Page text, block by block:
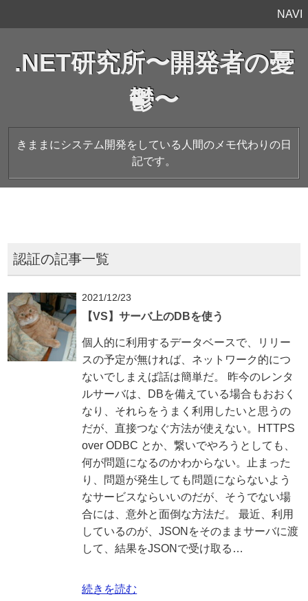
NAVI
.NET研究所〜開発者の憂
鬱〜
きままにシステム開発をしている人間のメモ代わりの日
記です。
認証の記事一覧
2021/12/23
【VS】サーバ上のDBを使う
個人的に利用するデータベースで、リリー
スの予定が無ければ、ネットワーク的につ
ないでしまえば話は簡単だ。 昨今のレンタ
ルサーバは、DBを備えている場合もおおく
なり、それらをうまく利用したいと思うの
だが、直接つなぐ方法が使えない。HTTPS
over ODBC とか、繋いでやろうとしても、
何が問題になるのかわからない。止まった
り、問題が発生しても問題にならないよう
なサービスならいいのだが、そうでない場
合には、意外と面倒な方法だ。 最近、利用
しているのが、JSONをそのままサーバに渡
して、結果をJSONで受け取る…
続きを読む